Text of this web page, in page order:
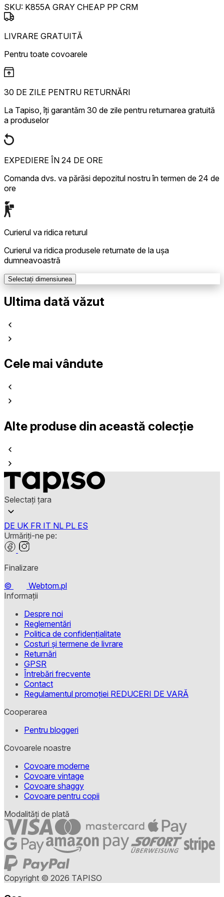
SKU: K855A GRAY CHEAP PP CRM
LIVRARE GRATUITĂ
Pentru toate covoarele
30 DE ZILE PENTRU RETURNĂRI
La Tapiso, îți garantăm 30 de zile pentru returnarea gratuită
a produselor
EXPEDIERE ÎN 24 DE ORE
Comanda dvs. va părăsi depozitul nostru în termen de 24 de
ore
Curierul va ridica returul
Curierul va ridica produsele returnate de la ușa
dumneavoastră
Selectați dimensiunea
Ultima dată văzut
Cele mai vândute
Alte produse din această colecție
Selectați țara
DE UK FR IT NL PL ES
Urmăriți-ne pe:
Finalizare
©
Webtom.pl
Informații
Despre noi
Reglementări
Politica de confidențialitate
Costuri și termene de livrare
Returnări
GPSR
Întrebări frecvente
Contact
Regulamentul promoției REDUCERI DE VARĂ
Cooperarea
Pentru bloggeri
Covoarele noastre
Covoare moderne
Covoare vintage
Covoare shaggy
Covoare pentru copii
Modalități de plată
Copyright © 2026 TAPISO